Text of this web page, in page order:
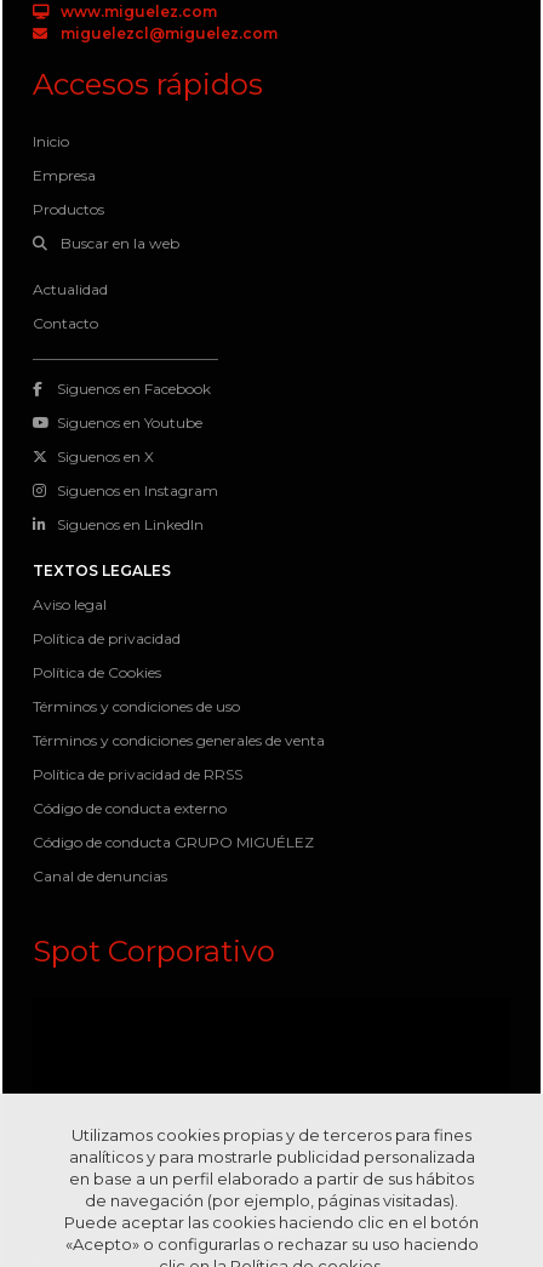
www.miguelez.com
miguelezcl@miguelez.com
Accesos rápidos
Inicio
Empresa
Productos
Buscar en la web
Actualidad
Contacto
Siguenos en Facebook
Siguenos en Youtube
Siguenos en X
Siguenos en Instagram
Siguenos en LinkedIn
TEXTOS LEGALES
Aviso legal
Política de privacidad
Política de Cookies
Términos y condiciones de uso
Términos y condiciones generales de venta
Política de privacidad de RRSS
Código de conducta externo
Código de conducta GRUPO MIGUÉLEZ
Canal de denuncias
Spot Corporativo
Utilizamos cookies propias y de terceros para fines
analíticos y para mostrarle publicidad personalizada
en base a un perfil elaborado a partir de sus hábitos
de navegación (por ejemplo, páginas visitadas).
Puede aceptar las cookies haciendo clic en el botón
«Acepto» o configurarlas o rechazar su uso haciendo